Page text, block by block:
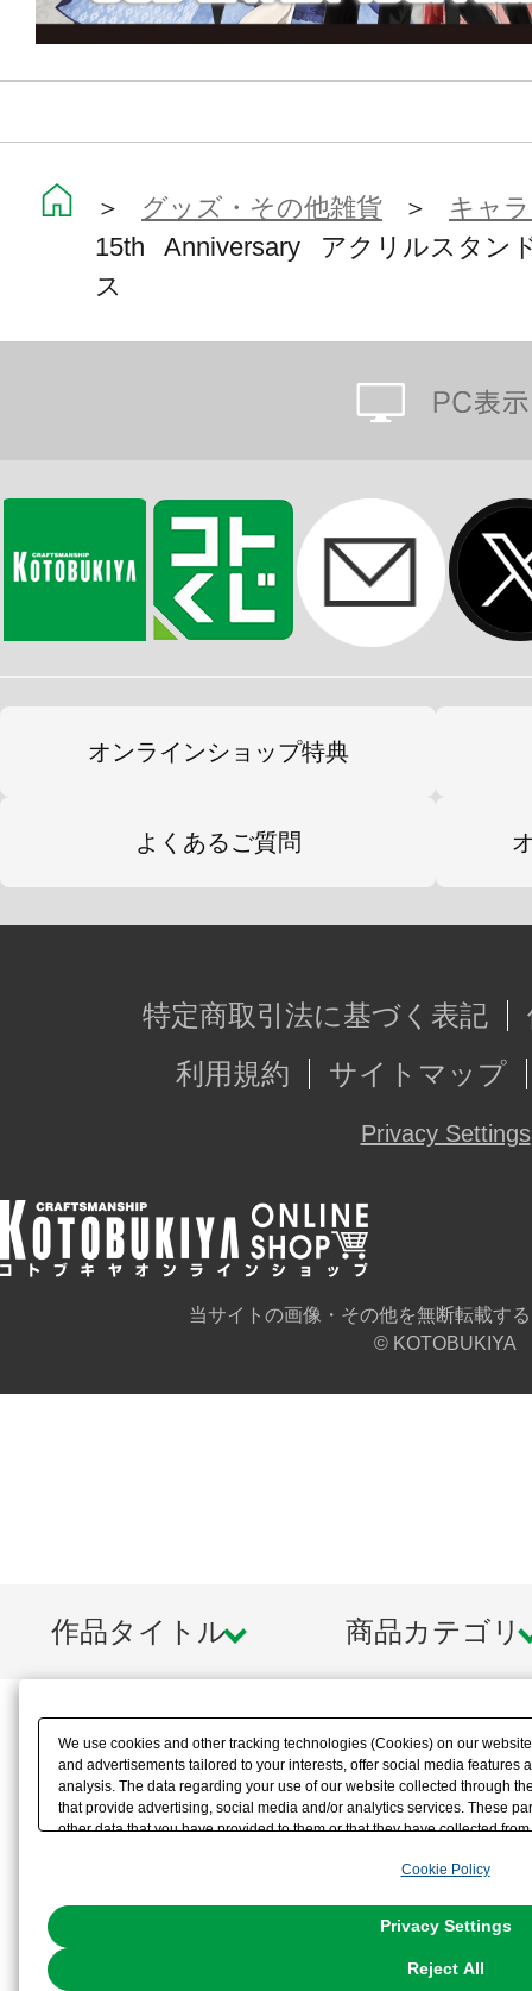
＞ グッズ・その他雑貨 ＞ キャ
15th Anniversary アクリルスタン
ス
オンラインショップ特典
よくあるご質問
特定商取引法に基づく表記
利用規約
サイトマップ
Privacy Settings
当サイトの画像・その他を無断転載す
© KOTOBUKIYA
作品タイトル 商品カテゴリ
We use cookies and other tracking technologies (Cookies) on our
and advertisements tailored to your interests, offer social media features
analysis. The data regarding your use of our website collected through
that provide advertising, social media and/or analytics services. These
other data that you have provided to them or that they have collected
the use of all Cookies except for Strictly Necessary Cookies, please
You can change your consent or rejection settings at any time via
Cookie Policy
Privacy Settings
Reject All